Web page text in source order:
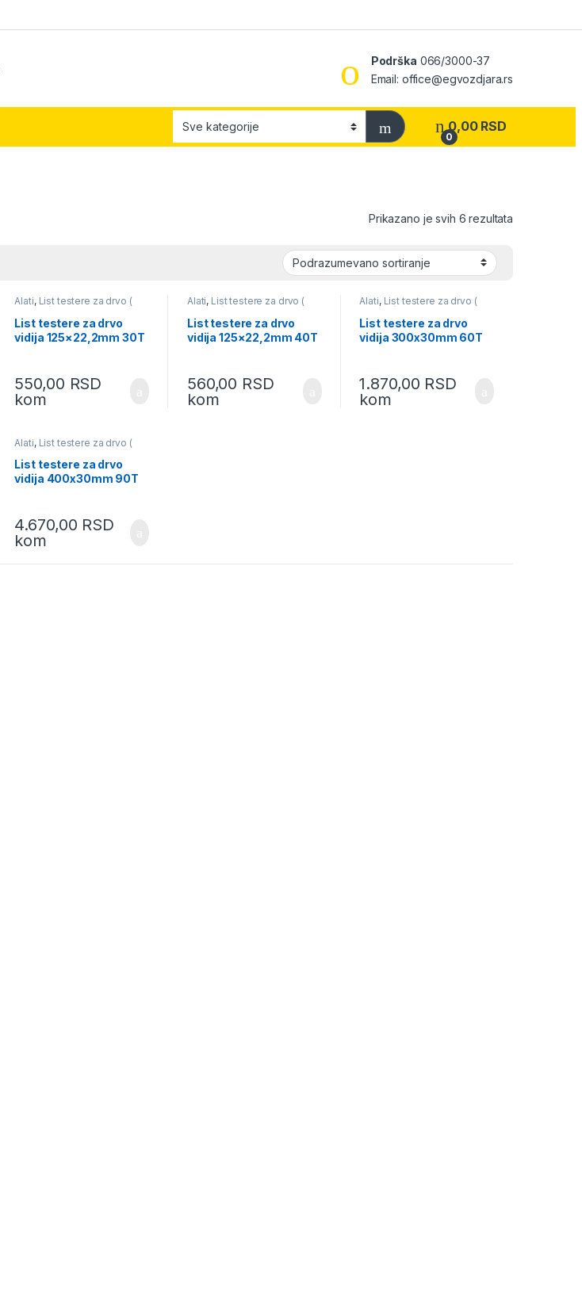
Podrška 066/3000-37
Email: office@egvozdjara.rs
0
0,00 RSD
Prikazano je svih 6 rezultata
Alati, List testere za drvo (
cirkular )
alat
List testere za drvo
vidija 125×22,2mm 30T
550,00 RSD
kom
Alati, List testere za drvo (
cirkular )
alat
List testere za drvo
vidija 125×22,2mm 40T
560,00 RSD
kom
Alati, List testere za drvo (
cirkular )
List testere za drvo
vidija 300x30mm 60T
1.870,00 RSD
kom
Alati, List testere za drvo (
cirkular )
List testere za drvo
vidija 400x30mm 90T
4.670,00 RSD
kom